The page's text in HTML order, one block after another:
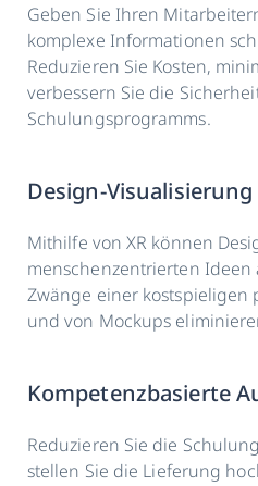
Geben Sie Ihren
komplexe Informationen
Reduzieren Sie Kosten,
verbessern Sie die
Schulungsprogramms.
Design-Visualisierung
Mithilfe von XR können
menschenzentrierten
Zwänge einer kostspieligen
und von Mockups
Kompetenzbasierte
Reduzieren Sie die
stellen Sie die Lieferung